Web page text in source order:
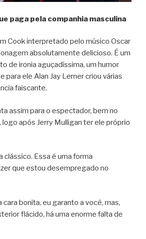
paga pela companhia masculina
Cook interpretado pelo músico Oscar
absolutamente delicioso. É um
de ironia aguçadíssima, um humor
para ele Alan Jay Lerner criou várias
faiscante.
assim para o espectador, bem no
logo após Jerry Mulligan ter ele próprio
clássico. Essa é uma forma
que estou desempregado no
cara bonita, eu garanto a você, mas,
flácido, há uma enorme falta de